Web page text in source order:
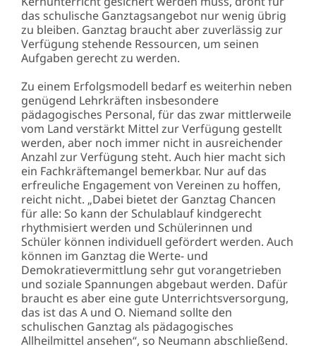
das schulische Ganztagsangebot nur wenig übrig
zu bleiben. Ganztag braucht aber zuverlässig zur
Verfügung stehende Ressourcen, um seinen
Aufgaben gerecht zu werden.
Zu einem Erfolgsmodell bedarf es weiterhin neben
genügend Lehrkräften insbesondere
pädagogisches Personal, für das zwar mittlerweile
vom Land verstärkt Mittel zur Verfügung gestellt
werden, aber noch immer nicht in ausreichender
Anzahl zur Verfügung steht. Auch hier macht sich
ein Fachkräftemangel bemerkbar. Nur auf das
erfreuliche Engagement von Vereinen zu hoffen,
reicht nicht. „Dabei bietet der Ganztag Chancen
für alle: So kann der Schulablauf kindgerecht
rhythmisiert werden und Schülerinnen und
Schüler können individuell gefördert werden. Auch
können im Ganztag die Werte- und
Demokratievermittlung sehr gut vorangetrieben
und soziale Spannungen abgebaut werden. Dafür
braucht es aber eine gute Unterrichtsversorgung,
das ist das A und O. Niemand sollte den
schulischen Ganztag als pädagogisches
Allheilmittel ansehen“, so Neumann abschließend.